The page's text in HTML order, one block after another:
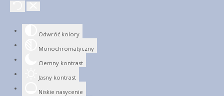
Odwróć kolory
Monochromatyczny
Ciemny kontrast
Jasny kontrast
Niskie nasycenie